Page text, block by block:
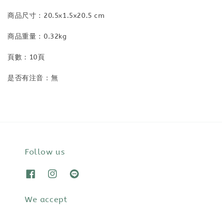
商品尺寸：20.5x1.5x20.5 cm
商品重量：0.32kg
頁數：10頁
是否有注音：無
Follow us
We accept